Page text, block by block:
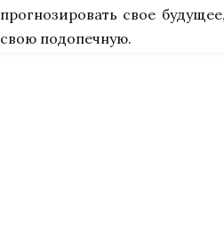
прогнозировать свое
свою подопечную.